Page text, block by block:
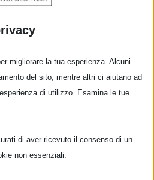
migliorare la tua esperienza. Alcuni
del sito, mentre altri ci aiutano ad
di utilizzo. Esamina le tue
di aver ricevuto il consenso di un
non essenziali.